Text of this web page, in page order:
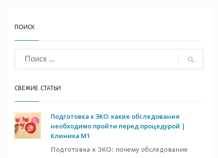
ПОИСК
СВЕЖИЕ СТАТЬИ
Подготовка к ЭКО: какие обследования
необходимо пройти перед процедурой |
Клиника M1
Подготовка к ЭКО: почему обследование